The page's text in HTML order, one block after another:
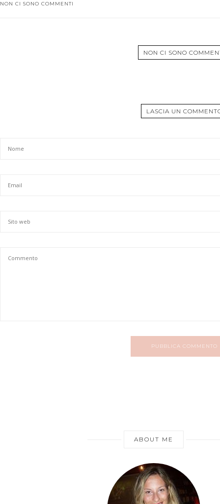
NON CI SONO COMMENTI
NON CI SONO
LASCIA UN
PUBBLICA COMMENTO
ABOUT ME